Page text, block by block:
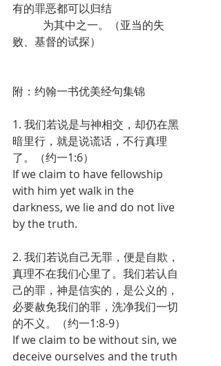
败、基督的试探）
附：约翰一书优美经句集锦
1. 我们若说是与神相交，却仍在黑
暗里行，就是说谎话，不行真理
了。（约一1:6）
If we claim to have fellowship
with him yet walk in the
darkness, we lie and do not live
by the truth.
2. 我们若说自己无罪，便是自欺，
真理不在我们心里了。我们若认自
己的罪，神是信实的，是公义的，
必要赦免我们的罪，洗净我们一切
的不义。（约一1:8-9）
If we claim to be without sin, we
deceive ourselves and the truth